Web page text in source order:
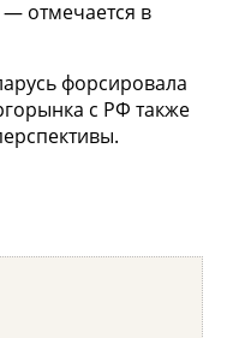
отмечается в
форсировала
с РФ также